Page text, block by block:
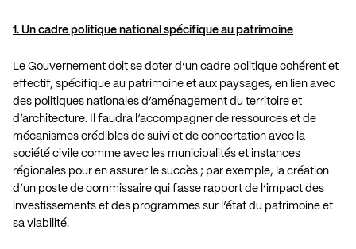
1. Un cadre politique national spécifique au patrimoine
Le Gouvernement doit se doter d’un cadre politique cohérent et
effectif, spécifique au patrimoine et aux paysages, en lien avec
des politiques nationales d’aménagement du territoire et
d’architecture. Il faudra l’accompagner de ressources et de
mécanismes crédibles de suivi et de concertation avec la
société civile comme avec les municipalités et instances
régionales pour en assurer le succès ; par exemple, la création
d’un poste de commissaire qui fasse rapport de l’impact des
investissements et des programmes sur l’état du patrimoine et
sa viabilité.